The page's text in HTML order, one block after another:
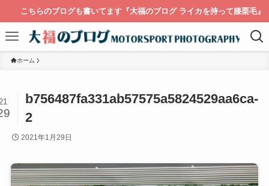
こちらのブログも書いてます『大福のブログ ライカを持って膝栗毛』
ホーム
b756487fa331ab57575a5824529aa6ca-
2
2021年1月29日